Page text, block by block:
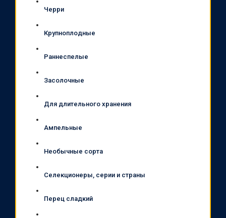
Черри
Крупноплодные
Раннеспелые
Засолочные
Для длительного хранения
Ампельные
Необычные сорта
Селекционеры, серии и страны
Перец сладкий